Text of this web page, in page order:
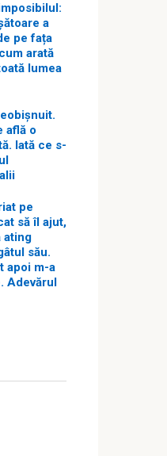
a
pe fața
arată
lumea
află o
Iată ce s-
pe
să îl ajut,
ating
său.
apoi m-a
Adevărul